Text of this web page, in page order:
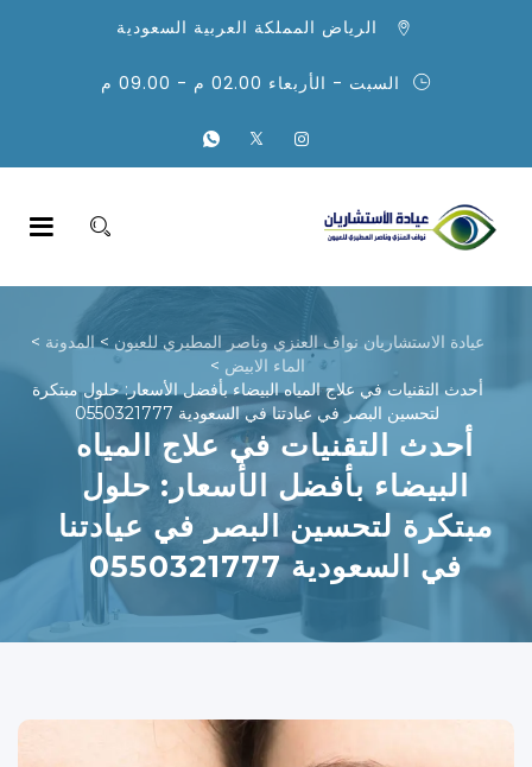
الرياض المملكة العربية السعودية
السبت - الأربعاء 02.00 م - 09.00 م
عيادة الاستشاريان نواف العنزي وناصر المطيري للعيون >المدونة >
الماء الابيض >
أحدث التقنيات في علاج المياه البيضاء بأفضل الأسعار: حلول مبتكرة
لتحسين البصر في عيادتنا في السعودية 0550321777
أحدث التقنيات في علاج المياه
البيضاء بأفضل الأسعار: حلول
مبتكرة لتحسين البصر في عيادتنا
في السعودية 0550321777